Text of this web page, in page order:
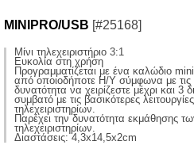
MINIPRO/USB [#25168]
Μίνι τηλεχειριστήριο 3:1
Ευκολία στη χρήση
Προγραμματίζεται με ένα καλώδιο
από οποιοδήποτε Η/Υ σύμφωνα με τις
δυνατότητα να χειρίζεστε μέχρι και 3
συμβατό με τις βασικότερες
τηλεχειριστηρίων.
Παρέχει την δυνατότητα εκμάθησης
τηλεχειριστηρίων.
Διαστάσεις: 4,3x14,5x2cm